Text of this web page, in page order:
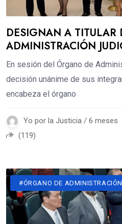
DESIGNAN A TITULAR
ADMINISTRACIÓN
En sesión del Órgano de
decisión unánime de sus
encabeza el órgano
Yo por la Justicia / 6 meses
(119)
#ÓRGANO DE